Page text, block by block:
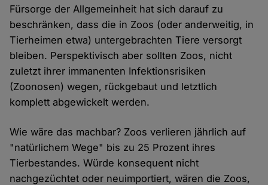
Fürsorge der Allgemeinheit hat sich darauf zu
beschränken, dass die in Zoos (oder anderweitig, in
Tierheimen etwa) untergebrachten Tiere versorgt
bleiben. Perspektivisch aber sollten Zoos, nicht
zuletzt ihrer immanenten Infektionsrisiken
(Zoonosen) wegen, rückgebaut und letztlich
komplett abgewickelt werden.
Wie wäre das machbar? Zoos verlieren jährlich auf
"natürlichem Wege" bis zu 25 Prozent ihres
Tierbestandes. Würde konsequent nicht
nachgezüchtet oder neuimportiert, wären die Zoos,